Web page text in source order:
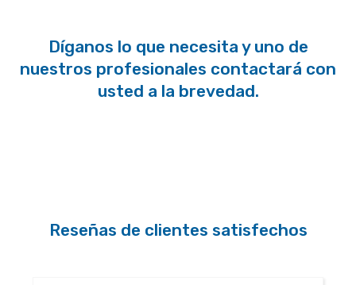
Díganos lo que necesita y uno de
nuestros profesionales contactará con
usted a la brevedad.
Reseñas de clientes satisfechos